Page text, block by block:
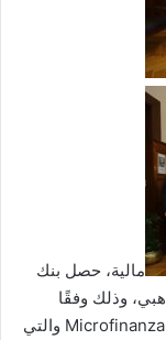
مالية، حصل بنك
وذلك وفقًا
لتقييم وكالة التصنيف العالمية (MFR) Microfinanza Rating والتي